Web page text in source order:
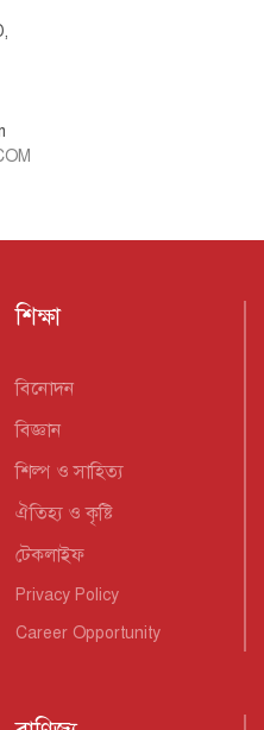
শিক্ষা
বিনোদন
বিজ্ঞান
শিল্প ও সাহিত্য
ঐতিহ্য ও কৃষ্টি
টেকলাইফ
Privacy Policy
Career Opportunity